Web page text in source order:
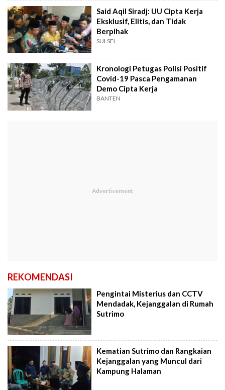
Said Aqil Siradj: UU Cipta Kerja
Eksklusif, Elitis, dan Tidak
Berpihak
SULSEL
Kronologi Petugas Polisi Positif
Covid-19 Pasca Pengamanan
Demo Cipta Kerja
BANTEN
REKOMENDASI
Pengintai Misterius dan CCTV
Mendadak, Kejanggalan di Rumah
Sutrimo
Kematian Sutrimo dan Rangkaian
Kejanggalan yang Muncul dari
Kampung Halaman